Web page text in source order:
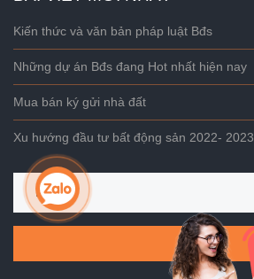
Kiến thức và văn bản pháp luật Bđs
Những dự án Bđs đang Hot nhất hiện nay
Mua bán ký gửi nhà đất
Xu hướng đầu tư bất động sản 2022- 2023
Gửi đi